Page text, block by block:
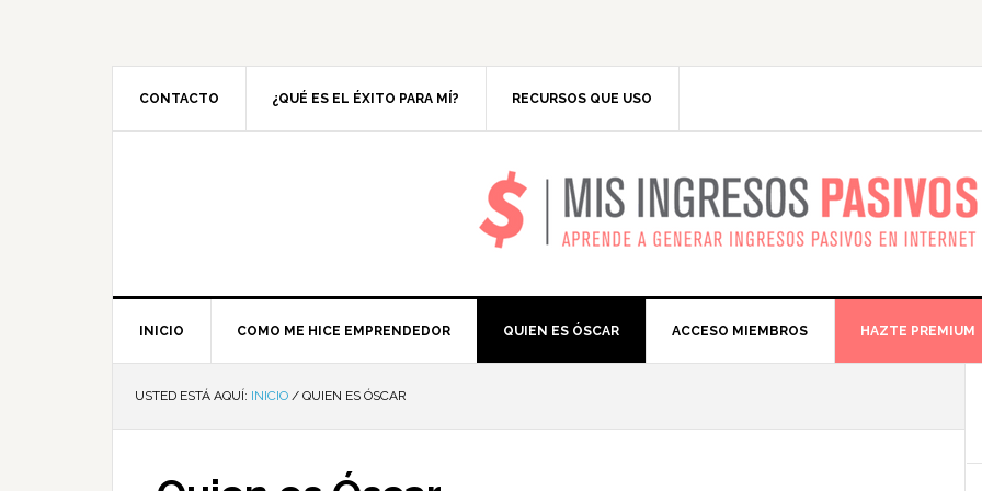
CONTACTO ¿QUÉ ES EL ÉXITO PARA MÍ? RECURSOS QUE USO
MIS INGRESOS
INICIO COMO ME HICE EMPRENDEDOR QUIEN ES ÓSCAR ACCESO MIEMBROS HAZTE PREMIUM
USTED ESTÁ AQUÍ: INICIO / QUIEN ES ÓSCAR